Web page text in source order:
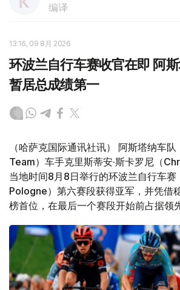
编译
13:16, 09 8月 2026
环波兰自行车赛收官在即 阿
暂居总成绩第一
（哈萨克国际通讯社讯） 阿斯塔纳车
Team）车手克里斯蒂安·斯卡罗尼（
当地时间8月8日举行的环波兰自行车
Pologne）第六赛段获得亚军，并凭借
榜首位，在最后一个赛段开始前占据领